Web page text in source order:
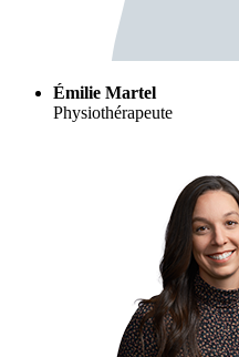
Émilie Martel
Physiothérapeute